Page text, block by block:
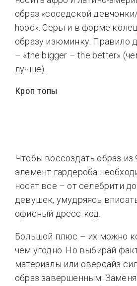
образ «соседской
hood». Серьги в форме
образу изюминку. Правило
– «the bigger – the better»
лучше).
Кроп топы
Чтобы воссоздать образ из
элемент гардероба
носят все – от селебрити
девушек, умудряясь
офисный дресс-код.
Большой плюс – их можно
чем угодно. Но выбирай
материалы или оверсайз
образ завершенным.